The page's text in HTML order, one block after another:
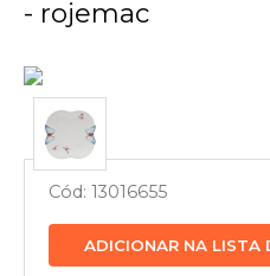
- rojemac
13016655
ADICIONAR NA LISTA